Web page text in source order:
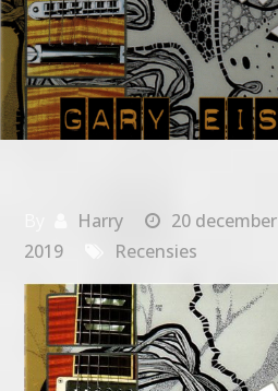
Harry
20 december
2019
Recensies